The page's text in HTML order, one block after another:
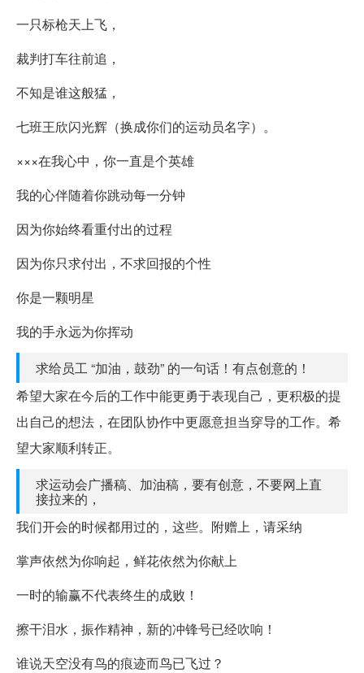
一只标枪天上飞，
裁判打车往前追，
不知是谁这般猛，
七班王欣闪光辉（换成你们的运动员名字）。
×××在我心中，你一直是个英雄
我的心伴随着你跳动每一分钟
因为你始终看重付出的过程
因为你只求付出，不求回报的个性
你是一颗明星
我的手永远为你挥动
求给员工 “加油，鼓劲” 的一句话！有点创意的！
希望大家在今后的工作中能更勇于表现自己，更积极的提
出自己的想法，在团队协作中更愿意担当穿导的工作。希
望大家顺利转正。
求运动会广播稿、加油稿，要有创意，不要网上直
接拉来的，
我们开会的时候都用过的，这些。附赠上，请采纳
掌声依然为你响起，鲜花依然为你献上
一时的输赢不代表终生的成败！
擦干泪水，振作精神，新的冲锋号已经吹响！
谁说天空没有鸟的痕迹而鸟已飞过？